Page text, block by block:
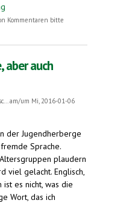
Kommentaren bitte
aber auch
am/um Mi, 2016-01-06
der Jugendherberge
Sprache.
plaudern
viel gelacht. Englisch,
ist es nicht, was die
Wort, das ich